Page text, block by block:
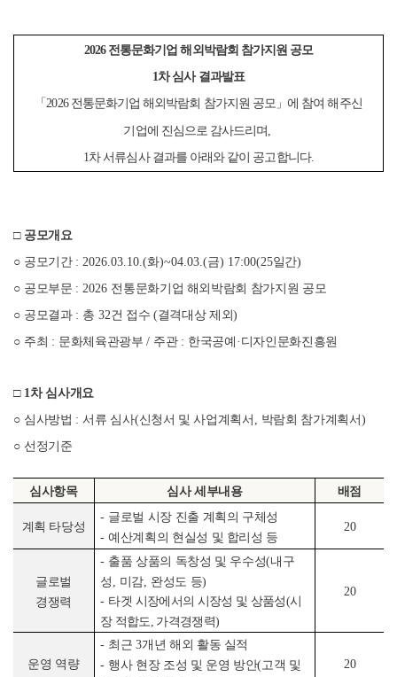
2026 전통문화기업 해외박람회 참가지원 공모
1차 심사 결과발표
「2026 전통문화기업 해외박람회 참가지원 공모 」에 참여 해주신
기업에 진심으로 감사드리며
1차 서류심사 결과를 아래와 같이 공고합니다.
□ 공모개요
○ 공모기간 : 2026.03.10.(화)~04.03.(금) 17:00(25일간)
○ 공모부문 : 2026 전통문화기업 해외박람회 참가지원 공모
○ 공모결과 : 총 32건 접수 (결격대상 제외)
○ 주최 : 문화체육관광부/ 주관 : 한국공예 · 디자인문화진흥원
□ 1차 심사개요
○ 심사방법 :서류 심사(신청서 및 사업계획서 , 박람회 참가계획서 )
○ 선정기준
심사항목 심사 세부내용 배점
계획 타당성
- 글로벌 시장 진출 계획의 구체성
- 예산계획의 현실성 및 합리성 등
20
글로벌
경쟁력
- 출품 상품의 독창성 및 우수성(내구
성
미감, 완성도 등)
- 타겟 시장에서의 시장성 및 상품성(시
장 적합도 가격경쟁력)
20
운영 역량
- 최근 3개년 해외 활동 실적
- 행사 현장 조성 및 운영 방안(고객 및
20